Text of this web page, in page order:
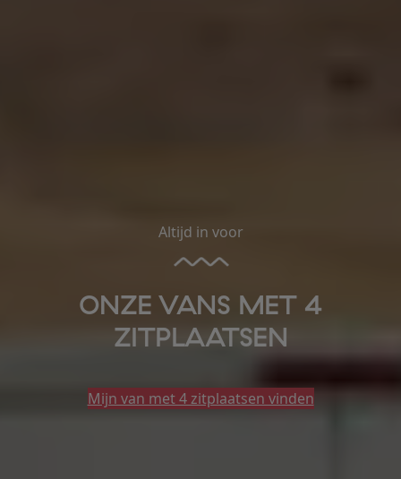
Altijd in voor
ONZE VANS MET 4
ZITPLAATSEN
Mijn van met 4 zitplaatsen vinden